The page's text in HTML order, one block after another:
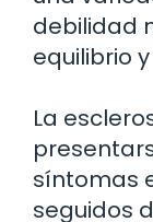
debilidad
equilibrio
La
síntomas
seguidos